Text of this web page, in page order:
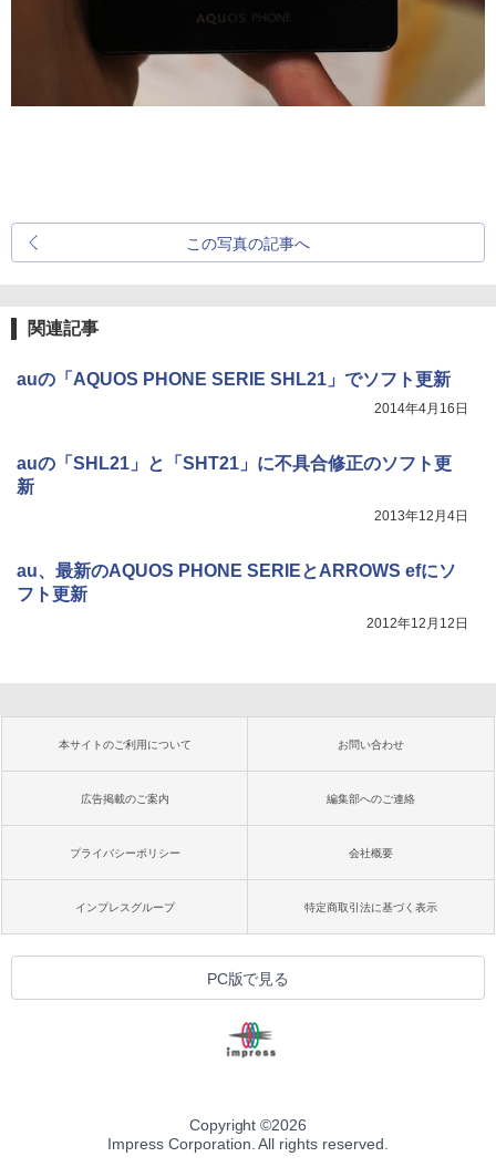
この写真の記事へ
関連記事
auの「AQUOS PHONE SERIE SHL21」でソフト更新
2014年4月16日
auの「SHL21」と「SHT21」に不具合修正のソフト更
新
2013年12月4日
au、最新のAQUOS PHONE SERIEとARROWS efにソ
フト更新
2012年12月12日
本サイトのご利用について お問い合わせ
広告掲載のご案内 編集部へのご連絡
プライバシーポリシー 会社概要
インプレスグループ 特定商取引法に基づく表示
PC版で見る
Copyright ©2026
Impress Corporation. All rights reserved.